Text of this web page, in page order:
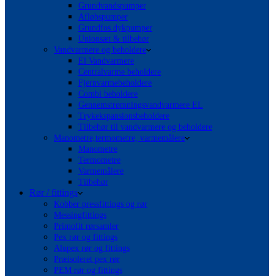
Grundvandspumper
Afløbspumper
Grundfos dykpumper
Unionsæt & tilbehør
Vandvarmere og beholdere
El Vandvarmere
Centralvarme beholdere
Fjernvarmebeholdere
Combi beholdere
Gennemstrømningsvandvarmere EL
Trykekspansionsbeholdere
Tilbehør til vandvarmere og beholdere
Manometre,termometre, varmemålere
Manometre
Termometre
Varmemålere
Tilbehør
Rør / fittings
Kobber pressfittings og rør
Messingfittings
Primofit rørsamler
Pex rør og fittings
Alupex rør og fittings
Præisoleret pex rør
PEM rør og fittings